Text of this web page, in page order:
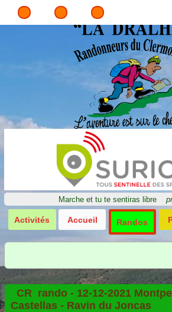
Marche et tu te sentiras libre
Activités Accueil Randos
CR_rando - 12-12-2021
Castellas - Ravin du Joncas